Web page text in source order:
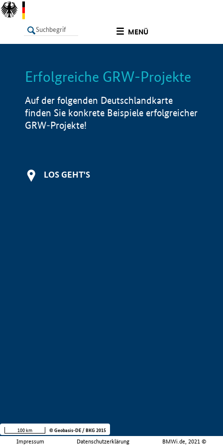
MENÜ
LISTE Info
Erfolgreiche GRW-Projekte
Auf der folgenden Deutschlandkarte
finden Sie konkrete Beispiele erfolgreicher
GRW-Projekte!
LOS GEHT'S
Impressum Datenschutzerklärung BMWi.de, 2021 ©
100 km © Geobasis-DE / BKG 2015